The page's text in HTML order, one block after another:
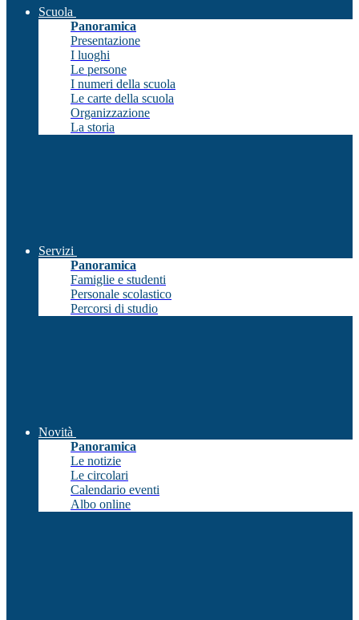
Scuola
Panoramica
Presentazione
I luoghi
Le persone
I numeri della scuola
Le carte della scuola
Organizzazione
La storia
Servizi
Panoramica
Famiglie e studenti
Personale scolastico
Percorsi di studio
Novità
Panoramica
Le notizie
Le circolari
Calendario eventi
Albo online